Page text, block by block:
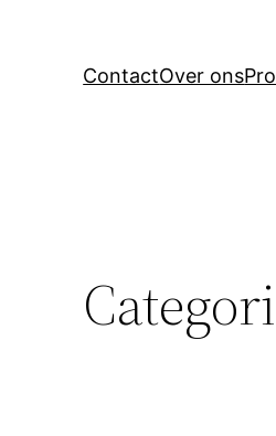
ContactOver ons